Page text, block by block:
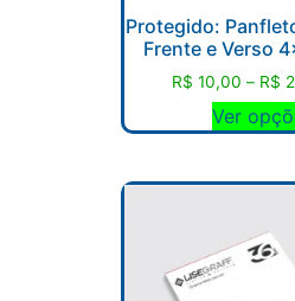
Protegido:
Frente e Verso
R$ 10,00 – R$
Ver